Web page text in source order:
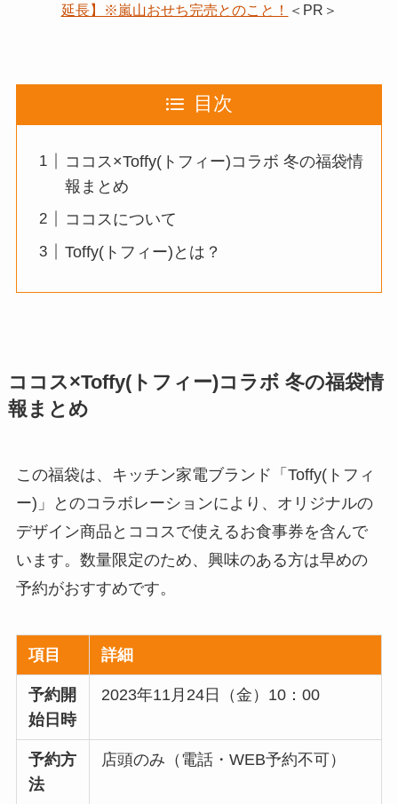
延長】※嵐山おせち完売とのこと！
＜PR＞
目次
ココス×Toffy(トフィー)コラボ 冬の福袋情
報まとめ
ココスについて
Toffy(トフィー)とは？
ココス×Toffy(トフィー)コラボ 冬の福袋情
報まとめ
この福袋は、キッチン家電ブランド「Toffy(トフィ
ー)」とのコラボレーションにより、オリジナルの
デザイン商品とココスで使えるお食事券を含んで
います。数量限定のため、興味のある方は早めの
予約がおすすめです。
項目 詳細
予約開
始日時
2023年11月24日（金）10：00
予約方
法
店頭のみ（電話・WEB予約不可）